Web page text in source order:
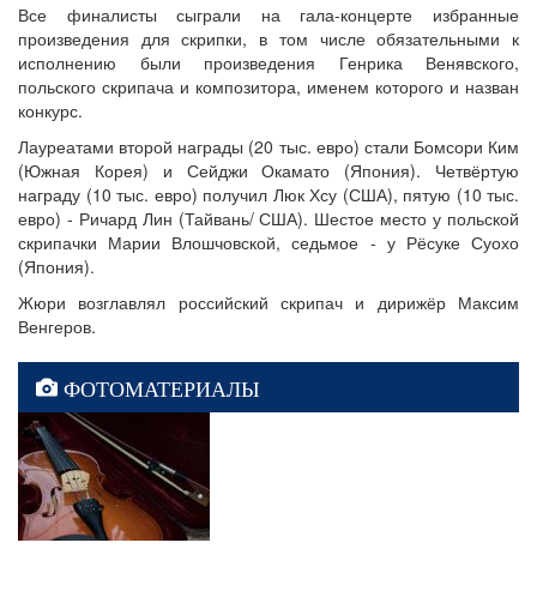
Все финалисты сыграли на гала-концерте избранные
произведения для скрипки, в том числе обязательными к
исполнению были произведения Генрика Венявского,
польского скрипача и композитора, именем которого и назван
конкурс.
Лауреатами второй награды (20 тыс. евро) стали Бомсори Ким
(Южная Корея) и Сейджи Окамато (Япония). Четвёртую
награду (10 тыс. евро) получил Люк Хсу (США), пятую (10 тыс.
евро) - Ричард Лин (Тайвань/ США). Шестое место у польской
скрипачки Марии Влошчовской, седьмое - у Рёсуке Суохо
(Япония).
Жюри возглавлял российский скрипач и дирижёр Максим
Венгеров.
ФОТОМАТЕРИАЛЫ